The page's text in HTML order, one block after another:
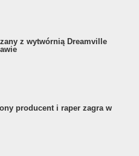
z wytwórnią Dreamville
producent i raper zagra w